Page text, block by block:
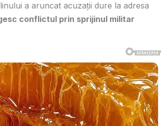
a aruncat acuzații dure la adresa
conflictul prin sprijinul militar